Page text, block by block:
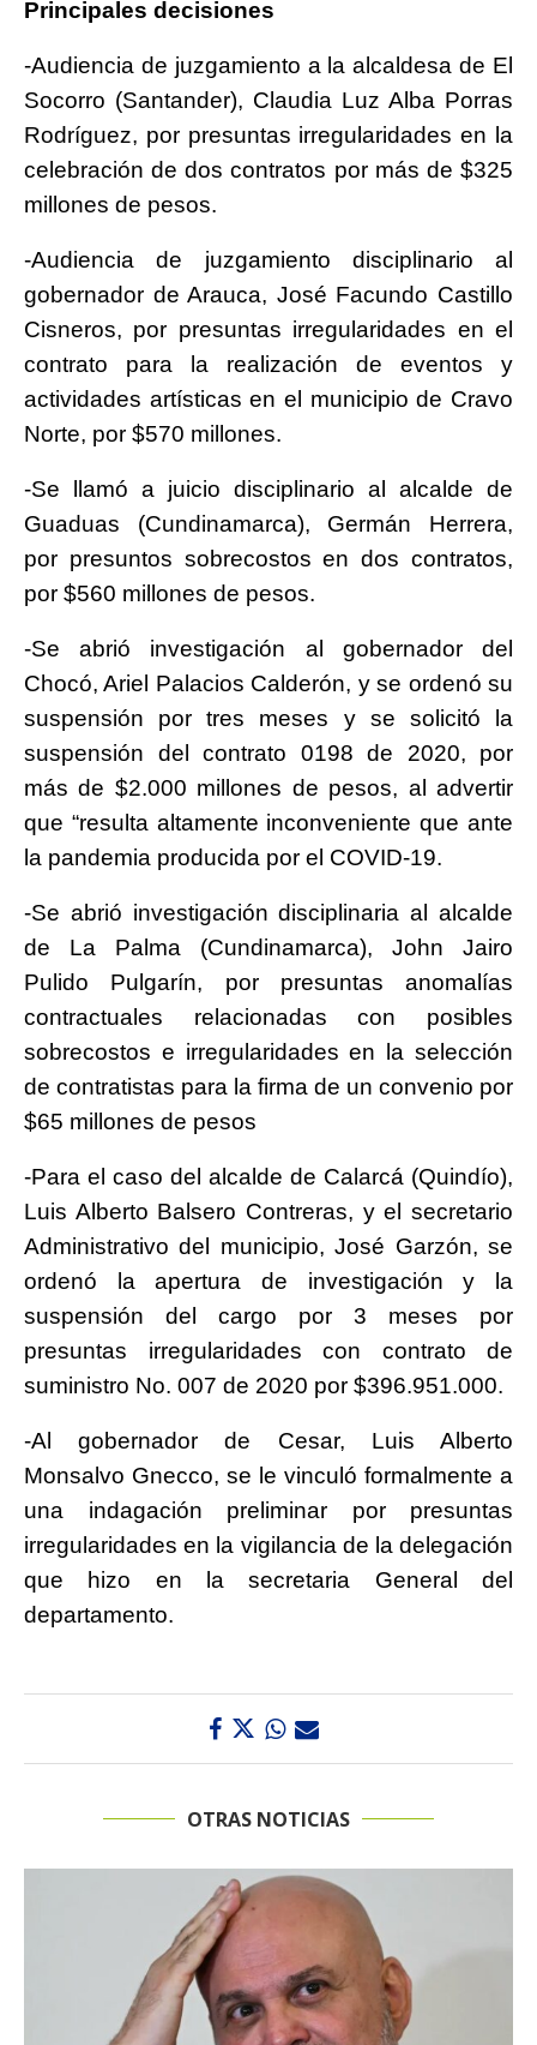
Principales decisiones
-Audiencia de juzgamiento a la alcaldesa de El
Socorro (Santander), Claudia Luz Alba Porras
Rodríguez, por presuntas irregularidades en la
celebración de dos contratos por más de $325
millones de pesos.
-Audiencia de juzgamiento disciplinario al
gobernador de Arauca, José Facundo Castillo
Cisneros, por presuntas irregularidades en el
contrato para la realización de eventos y
actividades artísticas en el municipio de Cravo
Norte, por $570 millones.
-Se llamó a juicio disciplinario al alcalde de
Guaduas (Cundinamarca), Germán Herrera,
por presuntos sobrecostos en dos contratos,
por $560 millones de pesos.
-Se abrió investigación al gobernador del
Chocó, Ariel Palacios Calderón, y se ordenó su
suspensión por tres meses y se solicitó la
suspensión del contrato 0198 de 2020, por
más de $2.000 millones de pesos, al advertir
que “resulta altamente inconveniente que ante
la pandemia producida por el COVID-19.
-Se abrió investigación disciplinaria al alcalde
de La Palma (Cundinamarca), John Jairo
Pulido Pulgarín, por presuntas anomalías
contractuales relacionadas con posibles
sobrecostos e irregularidades en la selección
de contratistas para la firma de un convenio por
$65 millones de pesos
-Para el caso del alcalde de Calarcá (Quindío),
Luis Alberto Balsero Contreras, y el secretario
Administrativo del municipio, José Garzón, se
ordenó la apertura de investigación y la
suspensión del cargo por 3 meses por
presuntas irregularidades con contrato de
suministro No. 007 de 2020 por $396.951.000.
-Al gobernador de Cesar, Luis Alberto
Monsalvo Gnecco, se le vinculó formalmente a
una indagación preliminar por presuntas
irregularidades en la vigilancia de la delegación
que hizo en la secretaria General del
departamento.
OTRAS NOTICIAS